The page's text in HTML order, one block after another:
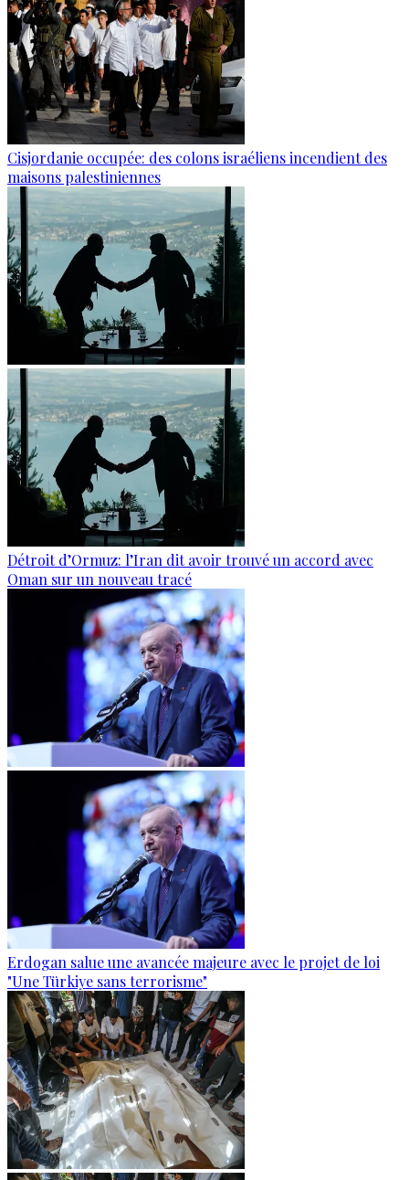
Cisjordanie occupée: des colons israéliens incendient des
maisons palestiniennes
Détroit d’Ormuz: l’Iran dit avoir trouvé un accord avec
Oman sur un nouveau tracé
Erdogan salue une avancée majeure avec le projet de loi
"Une Türkiye sans terrorisme"